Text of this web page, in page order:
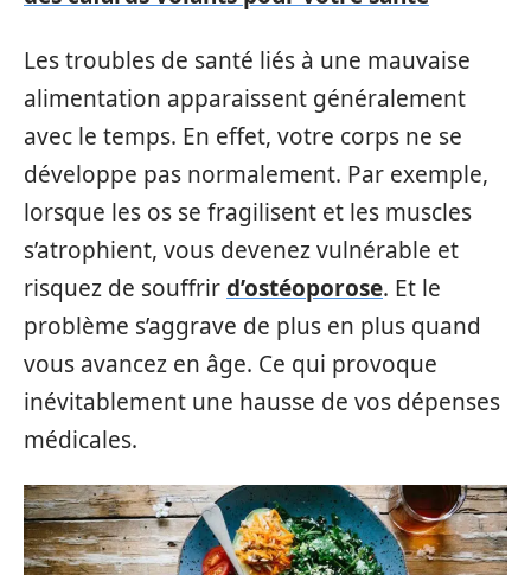
Les troubles de santé liés à une mauvaise
alimentation apparaissent généralement
avec le temps. En effet, votre corps ne se
développe pas normalement. Par exemple,
lorsque les os se fragilisent et les muscles
s’atrophient, vous devenez vulnérable et
risquez de souffrird’ostéoporose. Et le
problème s’aggrave de plus en plus quand
vous avancez en âge. Ce qui provoque
inévitablement une hausse de vos dépenses
médicales.